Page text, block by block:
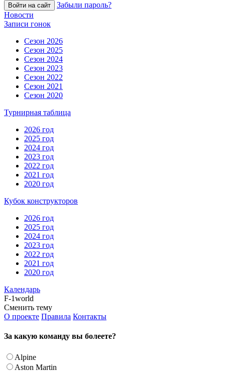
Войти на сайт
Забыли пароль?
Новости
Записи гонок
Сезон 2026
Сезон 2025
Сезон 2024
Сезон 2023
Сезон 2022
Сезон 2021
Сезон 2020
Турнирная таблица
2026 год
2025 год
2024 год
2023 год
2022 год
2021 год
2020 год
Кубок конструкторов
2026 год
2025 год
2024 год
2023 год
2022 год
2021 год
2020 год
Календарь
F-1world
Сменить тему
О проекте Правила Контакты
За какую команду вы болеете?
Alpine
Aston Martin